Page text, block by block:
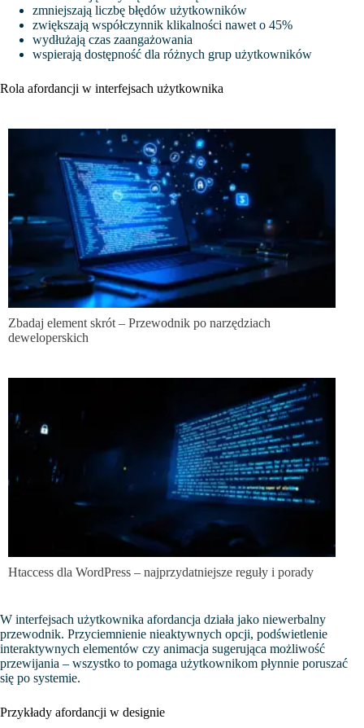
zmniejszają liczbę błędów użytkowników
zwiększają współczynnik klikalności nawet o 45%
wydłużają czas zaangażowania
wspierają dostępność dla różnych grup użytkowników
Rola afordancji w interfejsach użytkownika
Zbadaj element skrót – Przewodnik po narzędziach
deweloperskich
Htaccess dla WordPress – najprzydatniejsze reguły i porady
W interfejsach użytkownika afordancja działa jako niewerbalny
przewodnik. Przyciemnienie nieaktywnych opcji, podświetlenie
interaktywnych elementów czy animacja sugerująca możliwość
przewijania – wszystko to pomaga użytkownikom płynnie poruszać
się po systemie.
Przykłady afordancji w designie